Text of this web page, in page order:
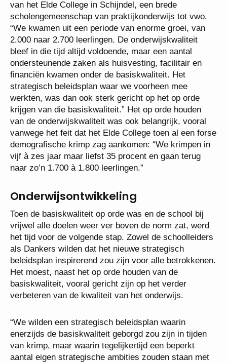
van het Elde College in Schijndel, een brede
scholengemeenschap van praktijkonderwijs tot vwo.
“We kwamen uit een periode van enorme groei, van
2.000 naar 2.700 leerlingen. De onderwijskwaliteit
bleef in die tijd altijd voldoende, maar een aantal
ondersteunende zaken als huisvesting, facilitair en
financiën kwamen onder de basiskwaliteit. Het
strategisch beleidsplan waar we voorheen mee
werkten, was dan ook sterk gericht op het op orde
krijgen van die basiskwaliteit.” Het op orde houden
van de onderwijskwaliteit was ook belangrijk, vooral
vanwege het feit dat het Elde College toen al een forse
demografische krimp zag aankomen: “We krimpen in
vijf à zes jaar maar liefst 35 procent en gaan terug
naar zo’n 1.700 à 1.800 leerlingen.”
Onderwijsontwikkeling
Toen de basiskwaliteit op orde was en de school bij
vrijwel alle doelen weer ver boven de norm zat, werd
het tijd voor de volgende stap. Zowel de schoolleiders
als Dankers wilden dat het nieuwe strategisch
beleidsplan inspirerend zou zijn voor alle betrokkenen.
Het moest, naast het op orde houden van de
basiskwaliteit, vooral gericht zijn op het verder
verbeteren van de kwaliteit van het onderwijs.
“We wilden een strategisch beleidsplan waarin
enerzijds de basiskwaliteit geborgd zou zijn in tijden
van krimp, maar waarin tegelijkertijd een beperkt
aantal eigen strategische ambities zouden staan met